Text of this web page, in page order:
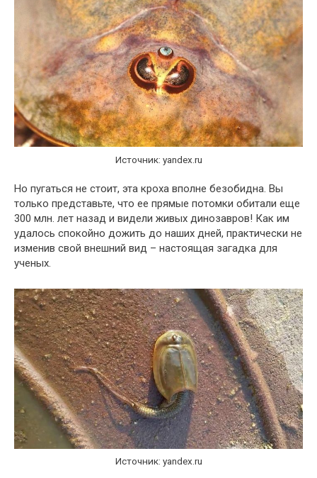
Источник: yandex.ru
Но пугаться не стоит, эта кроха вполне безобидна. Вы
только представьте, что ее прямые потомки обитали еще
300 млн. лет назад и видели живых динозавров! Как им
удалось спокойно дожить до наших дней, практически не
изменив свой внешний вид – настоящая загадка для
ученых.
Источник: yandex.ru